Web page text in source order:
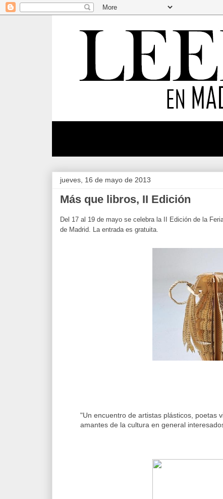
jueves, 16 de mayo de 2013
Más que libros, II Edición
Del 17 al 19 de mayo se celebra la II Edición de la
de Madrid. La entrada es gratuita.
"Un encuentro de artistas plásticos, poetas
amantes de la cultura en general